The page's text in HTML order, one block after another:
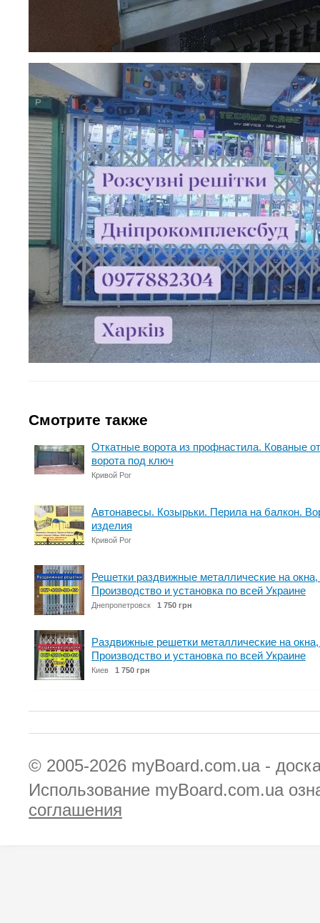
Смотрите также
Откатные ворота из профнастила. Кованые
ворота под ключ
Кривой Рог
Автонавесы. Козырьки. Перила на балкон.
изделия
Кривой Рог
Решетки раздвижные металлические на
Производство и установка по всей Украине
Днепропетровск 1 750 грн
Раздвижные решетки металлические на
Производство и установка по всей Украине
Киев 1 750 грн
© 2005-2026 myBoard.com.ua -
Использование myBoard.com.ua
соглашения